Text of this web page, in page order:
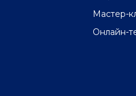
Мастер-
Онлайн-